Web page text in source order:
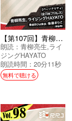
【第107回】青柳亮生とライジングHAYATOのRock’N’Roll Journey
朗読：青柳亮生,ライ
ジングHAYATO
朗読時間：20分11秒
無料で聴ける